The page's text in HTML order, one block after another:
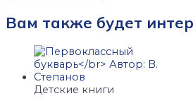
Вам также будет
Детские книги